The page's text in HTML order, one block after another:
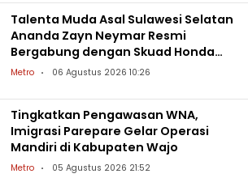
Talenta Muda Asal Sulawesi Selatan
Ananda Zayn Neymar Resmi
Bergabung dengan Skuad Honda
Racing Indonesia
Metro 06 Agustus 2026 10:26
Tingkatkan Pengawasan WNA,
Imigrasi Parepare Gelar Operasi
Mandiri di Kabupaten Wajo
Metro 05 Agustus 2026 21:52